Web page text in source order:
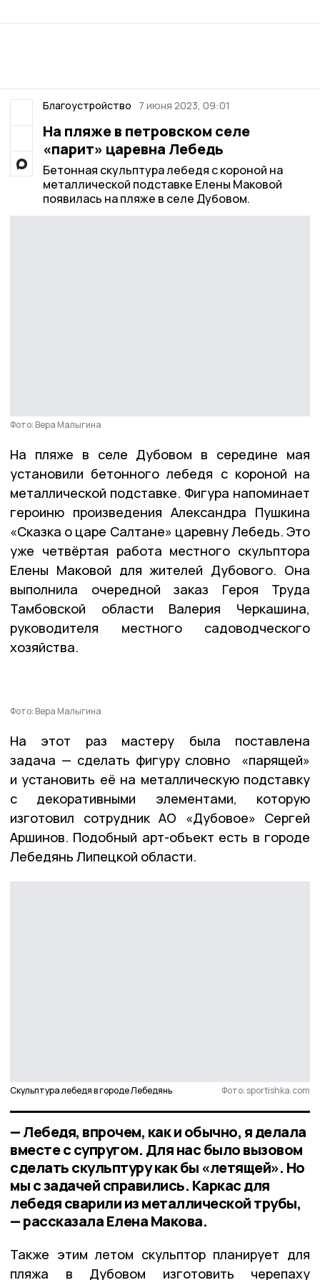
Благоустройство 7 июня 2023, 09:01
На пляже в петровском селе
«парит» царевна Лебедь
Бетонная скульптура лебедя с короной на
металлической подставке Елены Маковой
появилась на пляже в селе Дубовом.
Фото: Вера Малыгина
На пляже в селе Дубовом в середине мая
установили бетонного лебедя с короной на
металлической подставке. Фигура напоминает
героиню произведения Александра Пушкина
«Сказка о царе Салтане» царевну Лебедь. Это
уже четвёртая работа местного скульптора
Елены Маковой для жителей Дубового. Она
выполнила очередной заказ Героя Труда
Тамбовской области Валерия Черкашина,
руководителя местного садоводческого
хозяйства.
Фото: Вера Малыгина
На этот раз мастеру была поставлена
задача — сделать фигуру словно «парящей»
и установить её на металлическую подставку
с декоративными элементами, которую
изготовил сотрудник АО «Дубовое» Сергей
Аршинов. Подобный арт-объект есть в городе
Лебедянь Липецкой области.
Скульптура лебедя в городе Лебедянь Фото: sportishka.com
— Лебедя, впрочем, как и обычно, я делала
вместе с супругом. Для нас было вызовом
сделать скульптуру как бы «летящей». Но
мы с задачей справились. Каркас для
лебедя сварили из металлической трубы,
— рассказала Елена Макова.
Также этим летом скульптор планирует для
пляжа в Дубовом изготовить черепаху